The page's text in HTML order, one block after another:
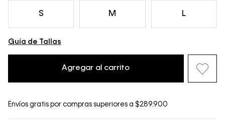
S M L
Guía de Tallas
Agregar al carrito
Envíos gratis por compras superiores a $289.900